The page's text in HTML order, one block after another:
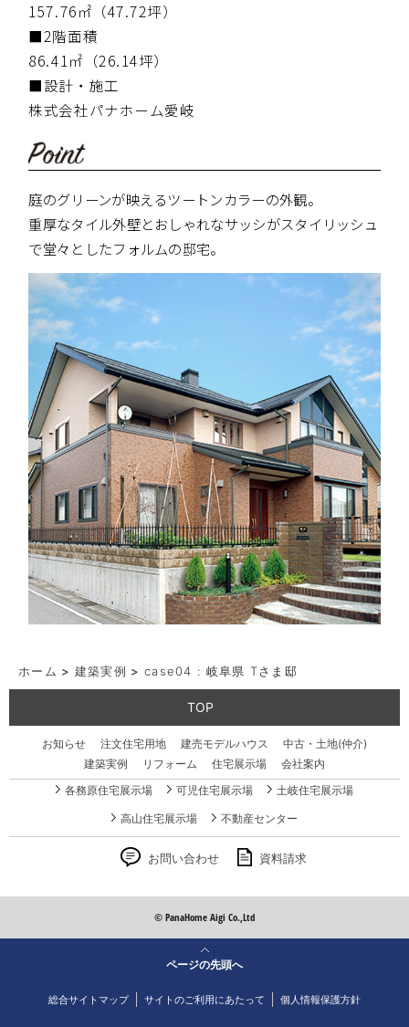
157.76㎡（47.72坪）
■2階面積
86.41㎡（26.14坪）
■設計・施工
株式会社パナホーム愛岐
庭のグリーンが映えるツートンカラーの外観。
重厚なタイル外壁とおしゃれなサッシがスタイリッシュ
で堂々としたフォルムの邸宅。
ホーム > 建築実例 > case04 : 岐阜県 Tさま邸
TOP
お知らせ 注文住宅用地 建売モデルハウス
中古・土地(仲介)
建築実例
リフォーム 住宅展示場
会社案内
各務原住宅展示場
可児住宅展示場 土岐住宅展示場
高山住宅展示場 不動産センター
お問い合わせ 資料請求
© PanaHome Aigi Co.,Ltd
ページの先頭へ
総合サイトマップ サイトのご利用にあたって 個人情報保護方針